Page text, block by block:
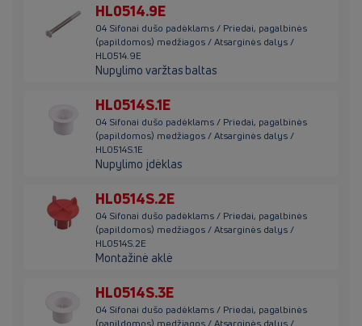
HL0514.9E
04 Sifonai dušo padėklams / Priedai, pagalbinės
(papildomos) medžiagos / Atsarginės dalys /
HL0514.9E
Nupylimo varžtas baltas
HL0514S.1E
04 Sifonai dušo padėklams / Priedai, pagalbinės
(papildomos) medžiagos / Atsarginės dalys /
HL0514S.1E
Nupylimo įdėklas
HL0514S.2E
04 Sifonai dušo padėklams / Priedai, pagalbinės
(papildomos) medžiagos / Atsarginės dalys /
HL0514S.2E
Montažinė aklė
HL0514S.3E
04 Sifonai dušo padėklams / Priedai, pagalbinės